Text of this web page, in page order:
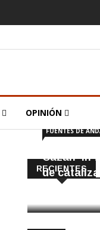
OPINIÓN
RECIENTES
FUENTES DE
Cazan ‘in
de